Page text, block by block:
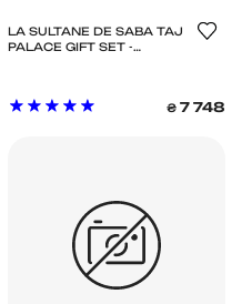
LA SULTANE DE SABA TAJ
PALACE GIFT SET -
₴ 7 748